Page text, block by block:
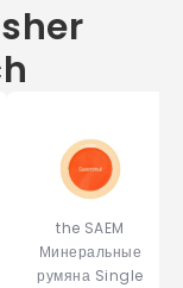
the SAEM
Минеральные
румяна Single